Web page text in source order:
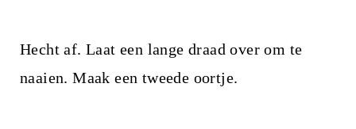
Hecht af. Laat een lange draad over om te
naaien. Maak een tweede oortje.